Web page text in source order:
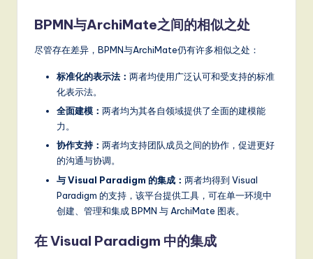
BPMN与ArchiMate之间的相似之处
尽管存在差异，BPMN与ArchiMate仍有许多相似之处：
标准化的表示法： 两者均使用广泛认可和受支持的标准
化表示法。
全面建模： 两者均为其各自领域提供了全面的建模能
力。
协作支持： 两者均支持团队成员之间的协作，促进更好
的沟通与协调。
与 Visual Paradigm 的集成： 两者均得到 Visual
Paradigm 的支持，该平台提供工具，可在单一环境中
创建、管理和集成 BPMN 与 ArchiMate 图表。
在 Visual Paradigm 中的集成